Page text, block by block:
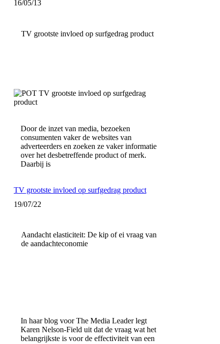
16/05/13
TV grootste invloed op surfgedrag product
Door de inzet van media, bezoeken
consumenten vaker de websites van
adverteerders en zoeken ze vaker informatie
over het desbetreffende product of merk.
Daarbij is
TV grootste invloed op surfgedrag product
19/07/22
Aandacht elasticiteit: De kip of ei vraag van
de aandachteconomie
In haar blog voor The Media Leader legt
Karen Nelson-Field uit dat de vraag wat het
belangrijkste is voor de effectiviteit van een